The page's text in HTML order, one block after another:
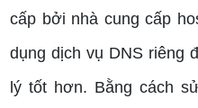
cấp bởi nhà cung cấp
dụng dịch vụ DNS riêng
lý tốt hơn. Bằng cách